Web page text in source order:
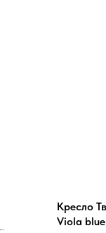
Кресло
Viola